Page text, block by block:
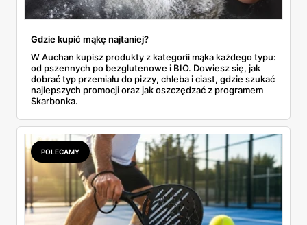
Gdzie kupić mąkę najtaniej?
W Auchan kupisz produkty z kategorii mąka każdego typu:
od pszennych po bezglutenowe i BIO. Dowiesz się, jak
dobrać typ przemiału do pizzy, chleba i ciast, gdzie szukać
najlepszych promocji oraz jak oszczędzać z programem
Skarbonka.
POLECAMY